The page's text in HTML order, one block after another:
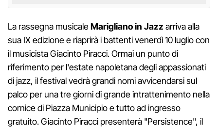
La rassegna musicaleMarigliano in Jazz arriva alla
sua IX edizione e riaprirà i battenti venerdì 10 luglio con
il musicista Giacinto Piracci. Ormai un punto di
riferimento per l'estate napoletana degli appassionati
di jazz, il festival vedrà grandi nomi avvicendarsi sul
palco per una tre giorni di grande intrattenimento nella
cornice di Piazza Municipio e tutto ad ingresso
gratuito. Giacinto Piracci presenterà "Persistence", il